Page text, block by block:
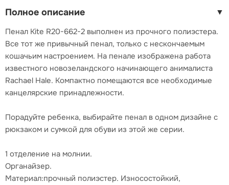
Полное описание ▼
Пенал Kite R20-662-2 выполнен из прочного полиэстера.
Все тот же привычный пенал, только с нескончаемым
кошачьим настроением. На пенале изображена работа
известного новозеландского начинающего анималиста
Rachael Hale. Компактно помещаются все необходимые
канцелярские принадлежности.
Порадуйте ребенка, выбирайте пенал в одном дизайне с
рюкзаком и сумкой для обуви из этой же серии.
1 отделение на молнии.
Органайзер.
Материал:прочный полиэстер. Износостойкий,